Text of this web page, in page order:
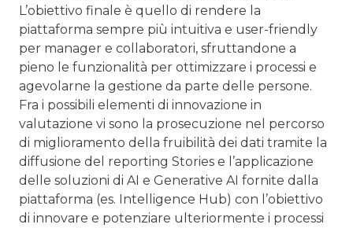
L’obiettivo finale è quello di rendere la
piattaforma sempre più intuitiva e user-friendly
per manager e collaboratori, sfruttandone a
pieno le funzionalità per ottimizzare i processi e
agevolarne la gestione da parte delle persone.
Fra i possibili elementi di innovazione in
valutazione vi sono la prosecuzione nel percorso
di miglioramento della fruibilità dei dati tramite la
diffusione del reporting Stories e l’applicazione
delle soluzioni di AI e Generative AI fornite dalla
piattaforma (es. Intelligence Hub) con l’obiettivo
di innovare e potenziare ulteriormente i processi